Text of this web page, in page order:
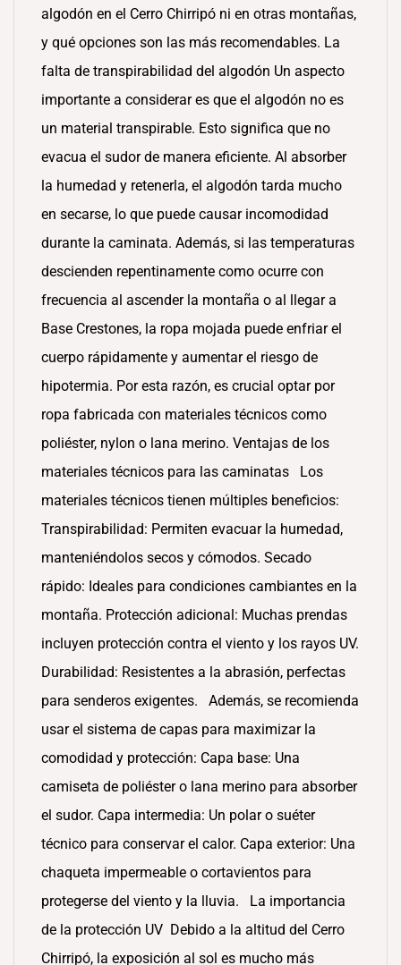
algodón en el Cerro Chirripó ni en otras montañas,
y qué opciones son las más recomendables. La
falta de transpirabilidad del algodón Un aspecto
importante a considerar es que el algodón no es
un material transpirable. Esto significa que no
evacua el sudor de manera eficiente. Al absorber
la humedad y retenerla, el algodón tarda mucho
en secarse, lo que puede causar incomodidad
durante la caminata. Además, si las temperaturas
descienden repentinamente como ocurre con
frecuencia al ascender la montaña o al llegar a
Base Crestones, la ropa mojada puede enfriar el
cuerpo rápidamente y aumentar el riesgo de
hipotermia. Por esta razón, es crucial optar por
ropa fabricada con materiales técnicos como
poliéster, nylon o lana merino. Ventajas de los
materiales técnicos para las caminatas Los
materiales técnicos tienen múltiples beneficios:
Transpirabilidad: Permiten evacuar la humedad,
manteniéndolos secos y cómodos. Secado
rápido: Ideales para condiciones cambiantes en la
montaña. Protección adicional: Muchas prendas
incluyen protección contra el viento y los rayos UV.
Durabilidad: Resistentes a la abrasión, perfectas
para senderos exigentes. Además, se recomienda
usar el sistema de capas para maximizar la
comodidad y protección: Capa base: Una
camiseta de poliéster o lana merino para absorber
el sudor. Capa intermedia: Un polar o suéter
técnico para conservar el calor. Capa exterior: Una
chaqueta impermeable o cortavientos para
protegerse del viento y la lluvia. La importancia
de la protección UV Debido a la altitud del Cerro
Chirripó, la exposición al sol es mucho más